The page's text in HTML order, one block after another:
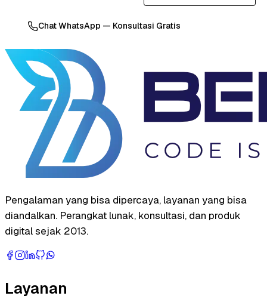
Chat WhatsApp — Konsultasi Gratis
Pengalaman yang bisa dipercaya, layanan yang bisa
diandalkan. Perangkat lunak, konsultasi, dan produk
digital sejak 2013.
Layanan